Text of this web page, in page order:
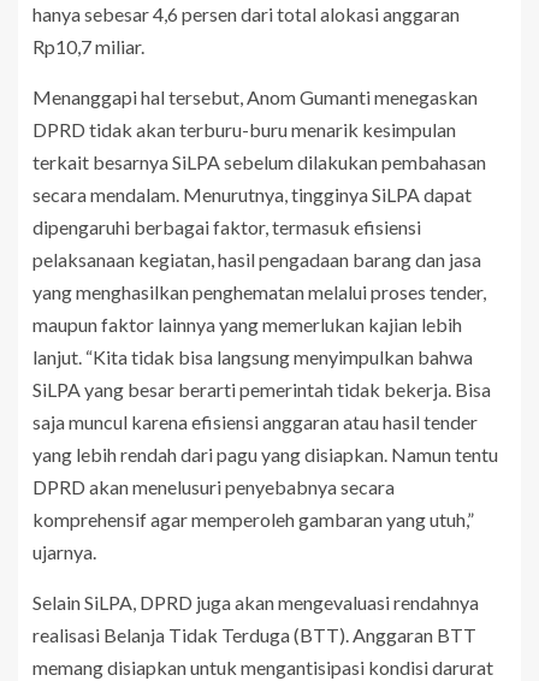
hanya sebesar 4,6 persen dari total alokasi anggaran
Rp10,7 miliar.
Menanggapi hal tersebut, Anom Gumanti menegaskan
DPRD tidak akan terburu-buru menarik kesimpulan
terkait besarnya SiLPA sebelum dilakukan pembahasan
secara mendalam. Menurutnya, tingginya SiLPA dapat
dipengaruhi berbagai faktor, termasuk efisiensi
pelaksanaan kegiatan, hasil pengadaan barang dan jasa
yang menghasilkan penghematan melalui proses tender,
maupun faktor lainnya yang memerlukan kajian lebih
lanjut. “Kita tidak bisa langsung menyimpulkan bahwa
SiLPA yang besar berarti pemerintah tidak bekerja. Bisa
saja muncul karena efisiensi anggaran atau hasil tender
yang lebih rendah dari pagu yang disiapkan. Namun tentu
DPRD akan menelusuri penyebabnya secara
komprehensif agar memperoleh gambaran yang utuh,”
ujarnya.
Selain SiLPA, DPRD juga akan mengevaluasi rendahnya
realisasi Belanja Tidak Terduga (BTT). Anggaran BTT
memang disiapkan untuk mengantisipasi kondisi darurat